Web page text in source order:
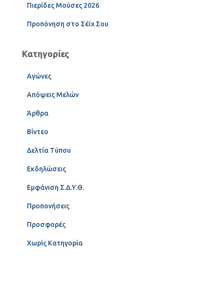
Πιερίδες Μούσες 2026
Προπόνηση στο Σέϊχ Σου
Κατηγορίες
Αγώνες
Απόψεις Μελών
Άρθρα
Βίντεο
Δελτία Τύπου
Εκδηλώσεις
Εμφάνιση Σ.Δ.Υ.Θ.
Προπονήσεις
Προσφορές
Χωρίς Κατηγορία